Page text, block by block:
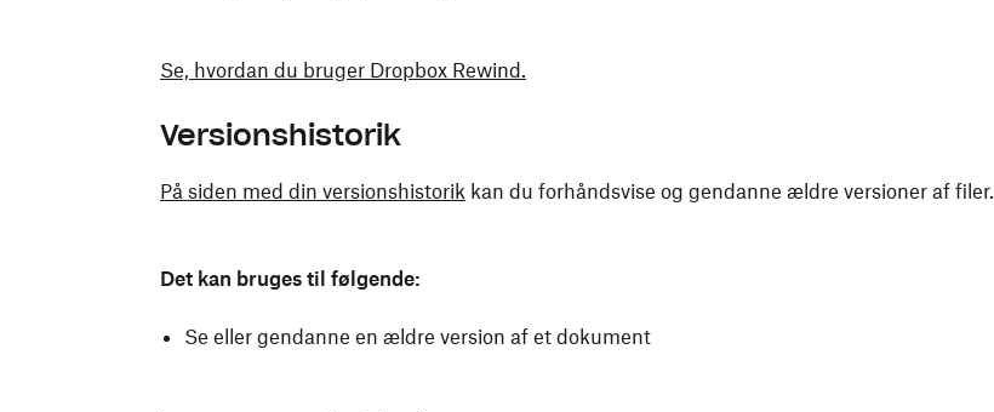
Se, hvordan du bruger Dropbox Rewind.
Versionshistorik
På siden med din versionshistorik kan du forhåndsvise og gendanne ældre versioner af filer.
Det kan bruges til følgende:
Se eller gendanne en ældre version af et dokument